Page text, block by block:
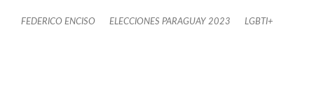
FEDERICO ENCISO ELECCIONES PARAGUAY 2023 LGBTI+